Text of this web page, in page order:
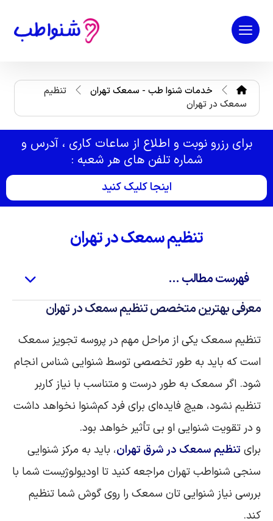
خدمات شنوا طب - سمعک تهران
تنظیم
سمعک در تهران
برای رزرو نوبت و اطلاع از ساعات کاری ، آدرس و
شماره تلفن های هر شعبه :
اینجا کلیک کنید
تنظیم سمعک در تهران
فهرست مطالب ...
معرفی بهترین متخصص تنظیم سمعک در تهران
تنظیم سمعک یکی از مراحل مهم در پروسه تجویز سمعک
است که باید به طور تخصصی توسط شنوایی شناس انجام
شود. اگر سمعک به طور درست و متناسب با نیاز کاربر
تنظیم نشود، هیچ فایده‌ای برای فرد کم‌شنوا نخواهد داشت
و در تقویت شنوایی او بی تأثیر خواهد بود.
برای تنظیم سمعک در شرق تهران، باید به مرکز شنوایی
سنجی شنواطب تهران مراجعه کنید تا اودیولوژیست شما با
بررسی نیاز شنوایی تان سمعک را روی گوش شما تنظیم
کند.